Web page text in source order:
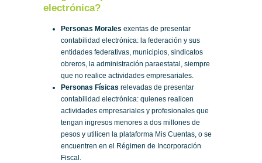
electrónica?
Personas Morales exentas de presentar
contabilidad electrónica: la federación y sus
entidades federativas, municipios, sindicatos
obreros, la administración paraestatal, siempre
que no realice actividades empresariales.
Personas Físicas relevadas de presentar
contabilidad electrónica: quienes realicen
actividades empresariales y profesionales que
tengan ingresos menores a dos millones de
pesos y utilicen la plataforma Mis Cuentas, o se
encuentren en el Régimen de Incorporación
Fiscal.